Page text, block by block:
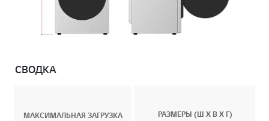
СВОДКА
МАКСИМАЛЬНАЯ ЗАГРУЗКА
РАЗМЕРЫ (Ш Х В Х Г)